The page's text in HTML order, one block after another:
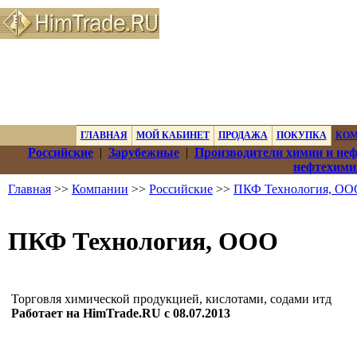
ГЛАВНАЯ МОЙ КАБИНЕТ ПРОДАЖА ПОКУПКА
Российские| Зарубежные| Производители химии и
Главная >> Компании >> Российские >> ПКФ Технология,
ПКФ Технология, ООО
Торговля химической продукцией, кислотами, содами итд
Работает на HimTrade.RU с 08.07.2013